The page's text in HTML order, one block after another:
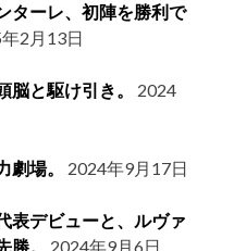
ターレ、初陣を勝利で
2月13日
脳と駆け引き。
2024
劇場。 2024年9月17日
表デビューと、ルヴァ
勝。
2024年9月6日